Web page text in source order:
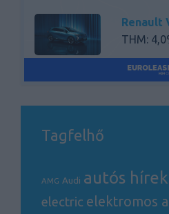
Renault
THM:
Renault
Tagfelhő
AMG Audi autós hírek
electric elektromos